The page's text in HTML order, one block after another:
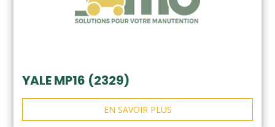
YALE MP16 (2329)
EN SAVOIR PLUS